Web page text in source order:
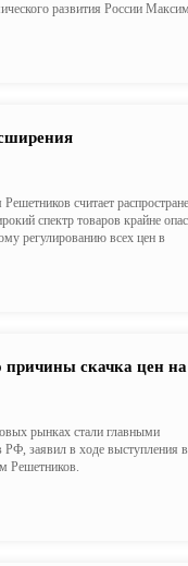
развития России Максим
считает
спектр товаров крайне
регулированию всех цен в
скачка цен на
рынках стали главными
РФ, заявил в ходе выступления в
Решетников.